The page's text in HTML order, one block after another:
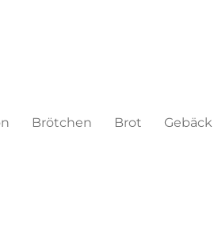
Brötchen Brot Gebäck